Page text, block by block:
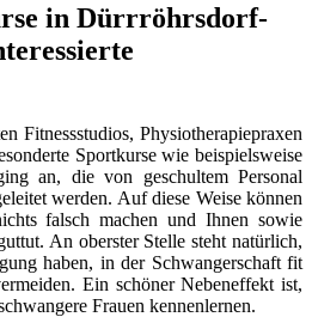
in Dürrröhrsdorf-
Fitnessstudios, Physiotherapiepraxen
Sportkurse wie beispielsweise
an, die von geschultem Personal
werden. Auf diese Weise können
falsch machen und Ihnen sowie
An oberster Stelle steht natürlich,
haben, in der Schwangerschaft fit
Ein schöner Nebeneffekt ist,
Frauen kennenlernen.